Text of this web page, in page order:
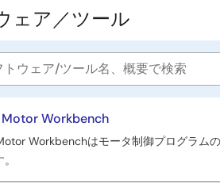
ェア／ツール
Motor Workbench
Workbenchはモータ制御プログラム